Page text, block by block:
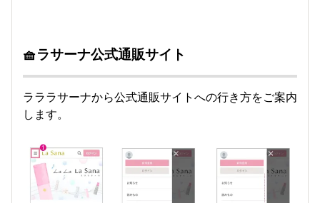
🧺ラサーナ公式通販サイト
ラララサーナから公式通販サイトへの行き方をご案内
します。